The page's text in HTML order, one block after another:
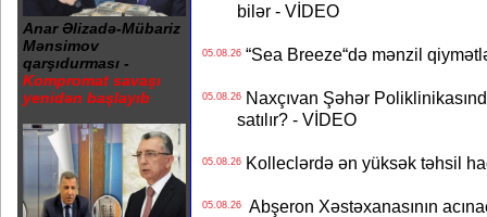
Anar Əlizadə-Mübariz
Mənsimov
qarşıdurması -
Kompromat savaşı
yenidən başlayıb
bilər - VİDEO
05.08.26“Sea Breeze“də mənzil
05.08.26Naxçıvan Şəhər
satılır? - VİDEO
05.08.26Kolleclərdə ən yüksək təhsil
05.08.26Abşeron Xəstəxanasının